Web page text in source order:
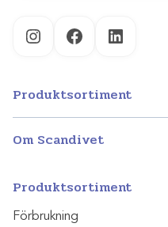
InstagramFacebookLinkedIn
Produktsortiment
Om Scandivet
Produktsortiment
Förbrukning